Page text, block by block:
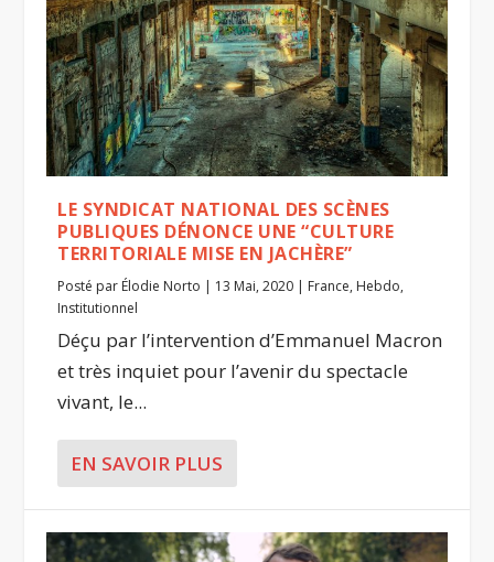
LE SYNDICAT NATIONAL DES SCÈNES
PUBLIQUES DÉNONCE UNE “CULTURE
TERRITORIALE MISE EN JACHÈRE”
Posté par Élodie Norto | 13 Mai, 2020 | France, Hebdo,
Institutionnel
Déçu par l’intervention d’Emmanuel Macron
et très inquiet pour l’avenir du spectacle
vivant, le...
EN SAVOIR PLUS